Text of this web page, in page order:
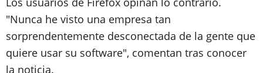
"Nunca he visto una empresa tan
sorprendentemente desconectada de la gente que
quiere usar su software", comentan tras conocer
la noticia.